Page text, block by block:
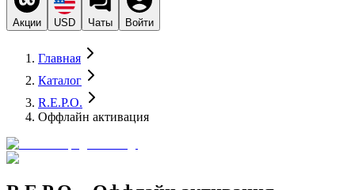
Акции USD Чаты Войти
Главная
Каталог
R.E.P.O.
Оффлайн активация